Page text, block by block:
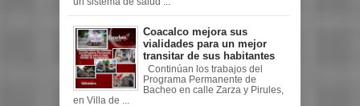
Coacalco mejora sus
vialidades para un mejor
transitar de sus habitantes
Continúan los trabajos del
Programa Permanente de
Bacheo en calle Zarza y Pirules,
en Villa de ...